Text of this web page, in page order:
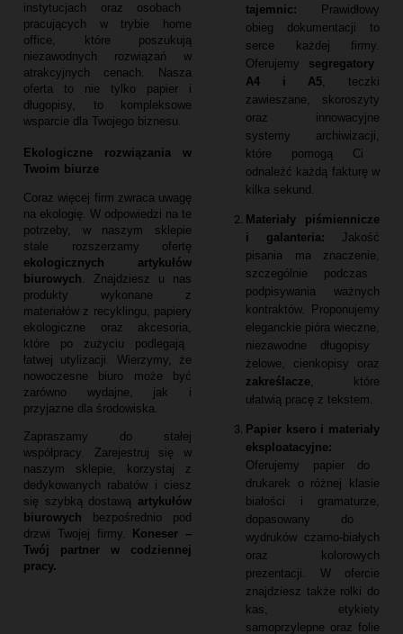
instytucjach oraz osobach
pracujących w trybie home
office,
które poszukują
niezawodnych rozwiązań w
atrakcyjnych cenach.
Nasza
oferta to nie tylko papier i
długopisy,
to kompleksowe
wsparcie dla Twojego biznesu.
Ekologiczne rozwiązania w
Twoim biurze
Coraz więcej firm zwraca uwagę
na ekologię. W odpowiedzi na te
potrzeby,
w naszym sklepie
stale rozszerzamy ofertę
ekologicznych artykułów
biurowych
Znajdziesz u nas
produkty wykonane z
materiałów z recyklingu,
papiery
ekologiczne oraz akcesoria,
które po zużyciu podlegają
łatwej utylizacji.
Wierzymy,
że
nowoczesne biuro może być
zarówno wydajne,
jak i
przyjazne dla środowiska.
Zapraszamy do stałej
współpracy.
Zarejestruj się w
naszym sklepie,
korzystaj z
dedykowanych rabatów i ciesz
się szybką dostawą artykułów
biurowych bezpośrednio pod
drzwi Twojej firmy.
Koneser –
Twój partner w codziennej
pracy.
tajemnic: Prawidłowy
obieg dokumentacji to
serce każdej firmy.
Oferujemy segregatory
A4 i A5
teczki
zawieszane,
skoroszyty
oraz innowacyjne
systemy archiwizacji,
które pomogą Ci
odnaleźć każdą fakturę w
kilka sekund.
Materiały piśmiennicze
i galanteria: Jakość
pisania ma znaczenie,
szczególnie podczas
podpisywania ważnych
kontraktów.
Proponujemy
eleganckie pióra wieczne,
niezawodne długopisy
żelowe,
cienkopisy oraz
zakreślacze
które
ułatwią pracę z tekstem.
Papier ksero i materiały
eksploatacyjne:
Oferujemy papier do
drukarek o różnej klasie
białości i gramaturze,
dopasowany do
wydruków czarno-białych
oraz kolorowych
prezentacji.
W ofercie
znajdziesz także rolki do
kas,
etykiety
samoprzylepne oraz folie